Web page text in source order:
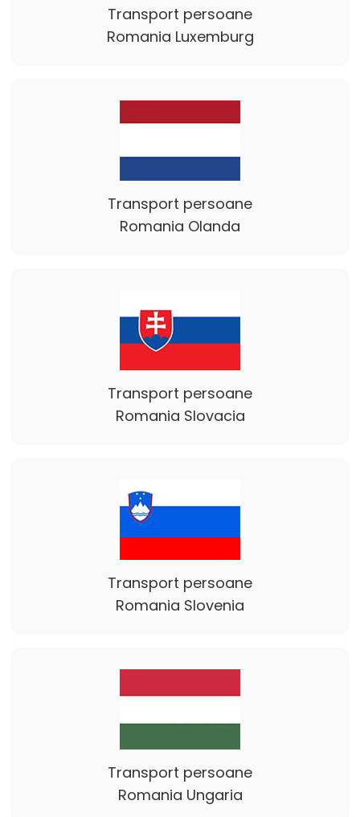
Transport persoane
Romania Luxemburg
Transport persoane
Romania Olanda
Transport persoane
Romania Slovacia
Transport persoane
Romania Slovenia
Transport persoane
Romania Ungaria